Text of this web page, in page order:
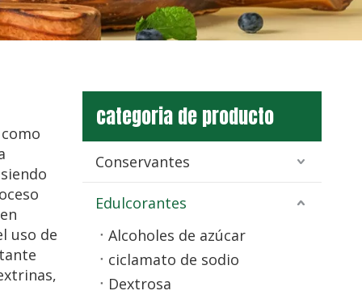
uso de
categoria de producto
Conservantes
Edulcorantes
Alcoholes de azúcar
ciclamato de sodio
Dextrosa